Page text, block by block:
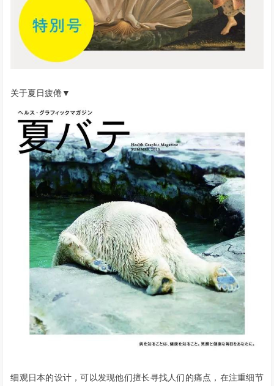
关于夏日疲倦▼
细观日本的设计，可以发现他们擅长寻找人们的痛点，在注重细节